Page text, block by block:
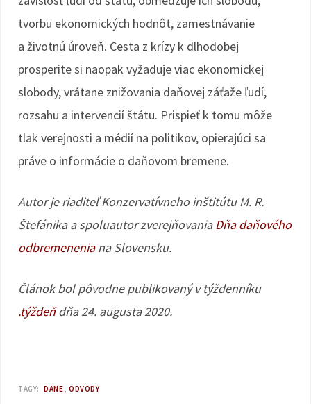
tvorbu ekonomických hodnôt, zamestnávanie
a životnú úroveň. Cesta z krízy k dlhodobej
prosperite si naopak vyžaduje viac ekonomickej
slobody, vrátane znižovania daňovej záťaže ľudí,
rozsahu a intervencií štátu. Prispieť k tomu môže
tlak verejnosti a médií na politikov, opierajúci sa
práve o informácie o daňovom bremene.
Autor je riaditeľ Konzervatívneho inštitútu M. R.
Štefánika a spoluautor zverejňovaniaDňa daňového
odbremeneniana Slovensku.
Článok bol pôvodne publikovaný v týždenníku
.týždeňdňa 24. augusta 2020.
TAGY: DANE ODVODY